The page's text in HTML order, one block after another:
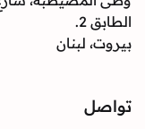
الطابق 2.
بيروت، لبنان
تواصل